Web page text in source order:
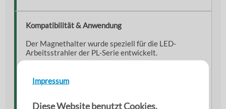
Impressum
Diese Website benutzt Cookies.
Kompatibilität & Anwendung
Der Magnethalter wurde speziell für die LED-
Arbeitsstrahler der PL-Serie entwickelt.
Passend für Arbeitslampe PL-2